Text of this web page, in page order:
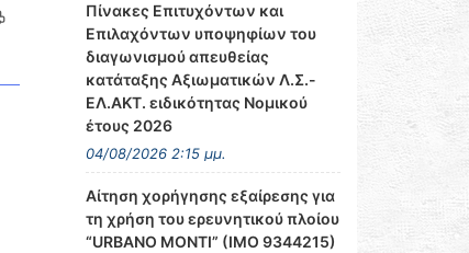
Πίνακες Επιτυχόντων και
Επιλαχόντων υποψηφίων του
διαγωνισμού απευθείας
κατάταξης Αξιωματικών Λ.Σ.-
ΕΛ.ΑΚΤ. ειδικότητας Νομικού
έτους 2026
04/08/2026 2:15 μμ.
Αίτηση χορήγησης εξαίρεσης για
τη χρήση του ερευνητικού πλοίου
“URBANO MONTI” (IMO 9344215)